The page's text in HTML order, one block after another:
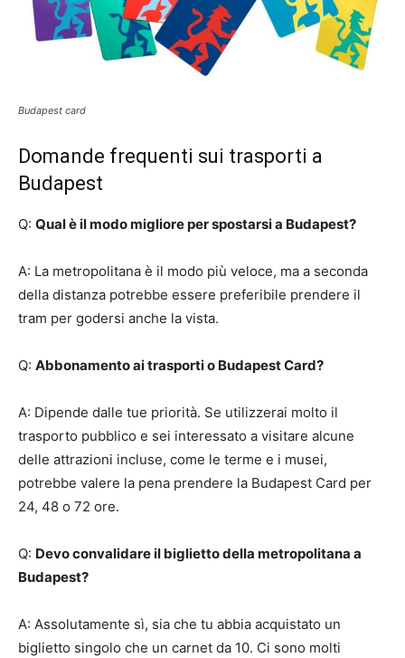
Budapest card
Domande frequenti sui trasporti a
Budapest
Q: Qual è il modo migliore per spostarsi a Budapest?
A: La metropolitana è il modo più veloce, ma a seconda
della distanza potrebbe essere preferibile prendere il
tram per godersi anche la vista.
Q: Abbonamento ai trasporti o Budapest Card?
A: Dipende dalle tue priorità. Se utilizzerai molto il
trasporto pubblico e sei interessato a visitare alcune
delle attrazioni incluse, come le terme e i musei,
potrebbe valere la pena prendere la Budapest Card per
24, 48 o 72 ore.
Q: Devo convalidare il biglietto della metropolitana a
Budapest?
A: Assolutamente sì, sia che tu abbia acquistato un
biglietto singolo che un carnet da 10. Ci sono molti